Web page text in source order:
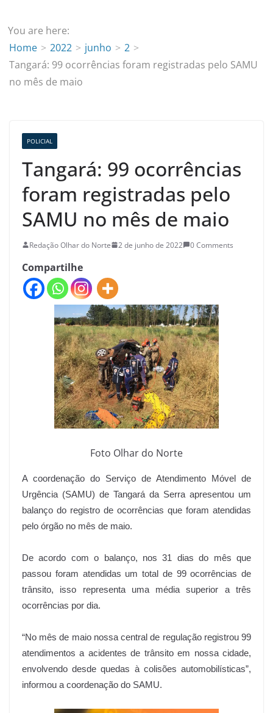
You are here:
Home
2022 junho
2
Tangará: 99 ocorrências foram registradas pelo SAMU
no mês de maio
POLICIAL
Tangará: 99 ocorrências
foram registradas pelo
SAMU no mês de maio
Redação Olhar do Norte 2 de junho de 2022 0 Comments
Compartilhe
Foto Olhar do Norte
A coordenação do Serviço de Atendimento Móvel de
Urgência (SAMU) de Tangará da Serra apresentou um
balanço do registro de ocorrências que foram atendidas
pelo órgão no mês de maio.
De acordo com o balanço, nos 31 dias do mês que
passou foram atendidas um total de 99 ocorrências de
trânsito, isso representa uma média superior a três
ocorrências por dia.
“No mês de maio nossa central de regulação registrou 99
atendimentos a acidentes de trânsito em nossa cidade,
envolvendo desde quedas à colisões automobilísticas”,
informou a coordenação do SAMU.